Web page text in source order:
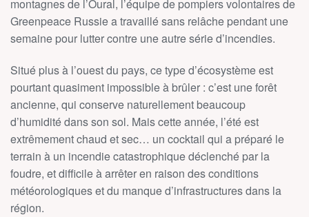
montagnes de l’Oural, l’équipe de pompiers volontaires de
Greenpeace Russie a travaillé sans relâche pendant une
semaine pour lutter contre une autre série d’incendies.
Situé plus à l’ouest du pays, ce type d’écosystème est
pourtant quasiment impossible à brûler : c’est une forêt
ancienne, qui conserve naturellement beaucoup
d’humidité dans son sol. Mais cette année, l’été est
extrêmement chaud et sec… un cocktail qui a préparé le
terrain à un incendie catastrophique déclenché par la
foudre, et difficile à arrêter en raison des conditions
météorologiques et du manque d’infrastructures dans la
région.